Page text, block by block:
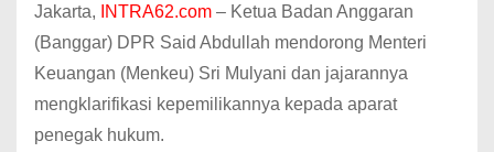
Jakarta, INTRA62.com – Ketua Badan Anggaran
(Banggar) DPR Said Abdullah mendorong Menteri
Keuangan (Menkeu) Sri Mulyani dan jajarannya
mengklarifikasi kepemilikannya kepada aparat
penegak hukum.